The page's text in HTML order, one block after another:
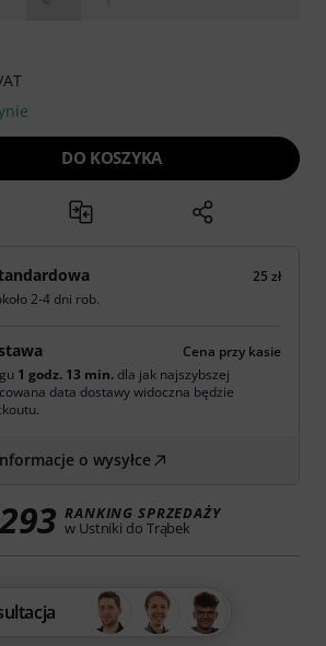
DO KOSZYKA
25 zł
2-4 dni rob.
Cena przy kasie
1 godz. 12 min. dla jak najszybszej
data dostawy widoczna będzie
o wysyłce
RANKING SPRZEDAŻY
w Ustniki do Trąbek